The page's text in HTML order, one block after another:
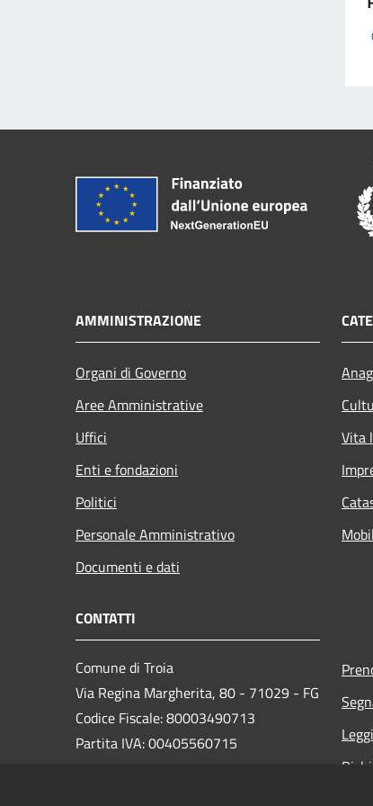
AMMINISTRAZIONE
Organi di Governo
Aree Amministrative
Uffici
Enti e fondazioni
Politici
Personale Amministrativo
Documenti e dati
Vita
CONTATTI
Comune di Troia
Via Regina Margherita, 80 - 71029 - FG
Codice Fiscale: 80003490713
Partita IVA: 00405560715